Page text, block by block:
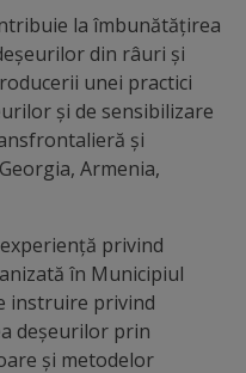
la îmbunătățirea
din râuri și
unei practici
și de sensibilizare
și
Armenia,
privind
în Municipiul
instruire privind
deșeurilor prin
și metodelor